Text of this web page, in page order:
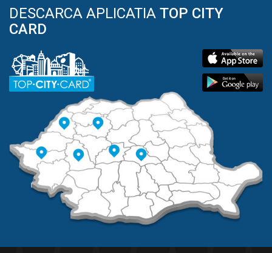
DESCARCA APLICATIA TOP CITY
CARD